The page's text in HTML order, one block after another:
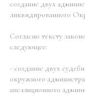
создание двух
ликвидированного
Согласно тексту
следующее:
- создание двух
окружного
апелляционного